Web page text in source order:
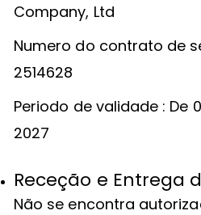
Company, Ltd
Numero do contrato de
2514628
Periodo de validade : De
2027
Receção e Entrega
Não se encontra